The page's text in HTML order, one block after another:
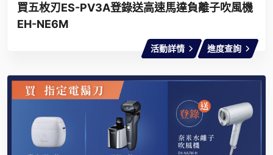
買五枚刃ES-PV3A登錄送高速馬達負離子吹風機
EH-NE6M
活動詳情 進度查詢